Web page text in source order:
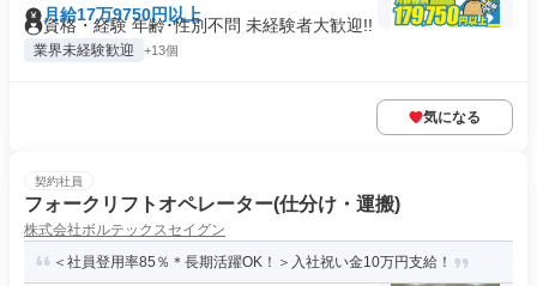
月給17万9750円以上
資格・経験 年齢･性別不問 未経験者大歓迎!!
業界未経験歓迎 +13個
気になる
契約社員
フォークリフトオペレーター(仕分け・運搬)
株式会社ボルテックスセイグン
＜社員登用率85％＊長期活躍OK！＞入社祝い金10万円支給！